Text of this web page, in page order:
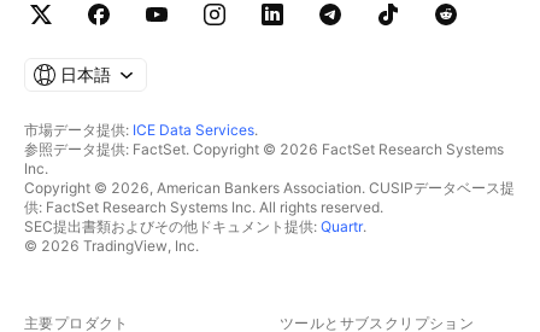
日本語
市場データ提供: ICE Data Services.
参照データ提供: FactSet. Copyright © 2026 FactSet Research Systems
Inc.
Copyright © 2026, American Bankers Association. CUSIPデータベース提
供: FactSet Research Systems Inc. All rights reserved.
SEC提出書類およびその他ドキュメント提供: Quartr.
© 2026 TradingView, Inc.
主要プロダクト ツールとサブスクリプション